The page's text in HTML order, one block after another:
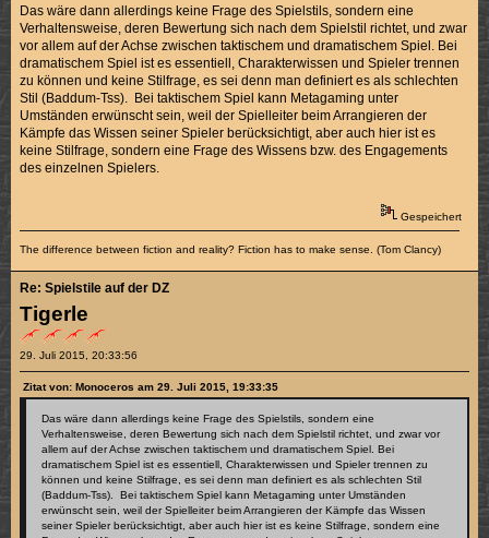
Das wäre dann allerdings keine Frage des Spielstils, sondern eine
Verhaltensweise, deren Bewertung sich nach dem Spielstil richtet, und zwar
vor allem auf der Achse zwischen taktischem und dramatischem Spiel. Bei
dramatischem Spiel ist es essentiell, Charakterwissen und Spieler trennen
zu können und keine Stilfrage, es sei denn man definiert es als schlechten
Stil (Baddum-Tss). Bei taktischem Spiel kann Metagaming unter
Umständen erwünscht sein, weil der Spielleiter beim Arrangieren der
Kämpfe das Wissen seiner Spieler berücksichtigt, aber auch hier ist es
keine Stilfrage, sondern eine Frage des Wissens bzw. des Engagements
des einzelnen Spielers.
Gespeichert
The difference between fiction and reality? Fiction has to make sense. (Tom Clancy)
Tigerle
29. Juli 2015, 20:33:56
Re: Spielstile auf der DZ
Zitat von: Monoceros am 29. Juli 2015, 19:33:35
Das wäre dann allerdings keine Frage des Spielstils, sondern eine
Verhaltensweise, deren Bewertung sich nach dem Spielstil richtet, und zwar vor
allem auf der Achse zwischen taktischem und dramatischem Spiel. Bei
dramatischem Spiel ist es essentiell, Charakterwissen und Spieler trennen zu
können und keine Stilfrage, es sei denn man definiert es als schlechten Stil
(Baddum-Tss). Bei taktischem Spiel kann Metagaming unter Umständen
erwünscht sein, weil der Spielleiter beim Arrangieren der Kämpfe das Wissen
seiner Spieler berücksichtigt, aber auch hier ist es keine Stilfrage, sondern eine